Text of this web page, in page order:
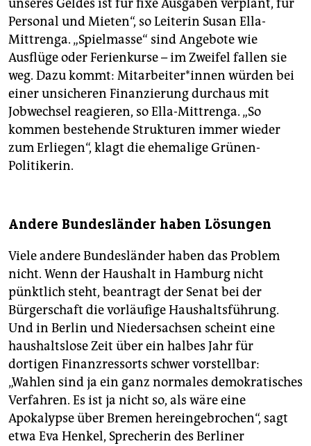
unseres Geldes ist für fixe Ausgaben verplant, für
Personal und Mieten“, so Leiterin Susan Ella-
Mittrenga. „Spielmasse“ sind Angebote wie
Ausflüge oder Ferienkurse – im Zweifel fallen sie
weg. Dazu kommt: Mitarbeiter*innen würden bei
einer unsicheren Finanzierung­ durchaus mit
Jobwechsel­ reagieren,­ so Ella-Mittrenga. „So
kommen bestehende Strukturen immer wieder
zum Erliegen“, klagt die ehemalige Grünen-
Politikerin.
Andere Bundesländer haben Lösungen
Viele andere Bundesländer haben das Problem
nicht. Wenn der Haushalt in Hamburg nicht
pünktlich steht, beantragt der Senat bei der
Bürgerschaft die vorläufige Haushaltsführung.
Und in Berlin und Niedersachsen scheint eine
haushaltslose Zeit über ein halbes Jahr für
dortigen Finanzressorts­ schwer vorstellbar:
„Wahlen sind ja ein ganz normales demokratisches
Verfahren. Es ist ja nicht so, als wäre eine
Apokalypse über Bremen hereingebrochen“, sagt
etwa Eva Henkel, Sprecherin des Berliner